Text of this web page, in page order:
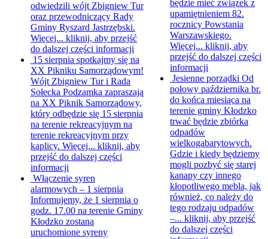
odwiedzili wójt Zbigniew Tur
oraz przewodniczący Rady
Gminy Ryszard Jastrzębski.
Więcej... kliknij, aby przejść
do dalszej części informacji
15 sierpnia spotkajmy się na
XX Pikniku Samorządowym!
Wójt Zbigniew Tur i Rada
Sołecka Podzamka zapraszają
na XX Piknik Samorządowy,
który odbędzie się 15 sierpnia
na terenie rekreacyjnym na
terenie rekreacyjnym przy
kaplicy. Więcej... kliknij, aby
przejść do dalszej części
informacji
Włączenie syren
alarmowych – 1 sierpnia
Informujemy, że 1 sierpnia o
godz. 17.00 na terenie Gminy
Kłodzko zostaną
uruchomione syreny
będzie mieć związek z
upamiętnieniem 82.
rocznicy Powstania
Warszawskiego.
Więcej... kliknij, aby
przejść do dalszej części
informacji
Jesienne porządki Od
połowy października br.
do końca miesiąca na
terenie gminy Kłodzko
trwać będzie zbiórka
odpadów
wielkogabarytowych.
Gdzie i kiedy będziemy
mogli pozbyć się starej
kanapy czy innego
kłopotliwego mebla, jak
również, co należy do
tego rodzaju odpadów
–... kliknij, aby przejść
do dalszej części